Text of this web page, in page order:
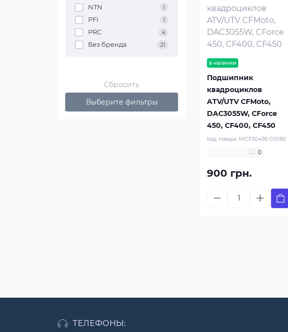
NTN 1
PFI 1
PRC 4
Без бренда 21
Сбросить
Выберите фильтры
в наличии
Подшипник
квадроциклов
ATV/UTV CFMoto,
DAC3055W, CForce
450, CF400, CF450
Код товара: MICF30499-03080
0
900 грн.
ТЕЛЕФОНЫ: